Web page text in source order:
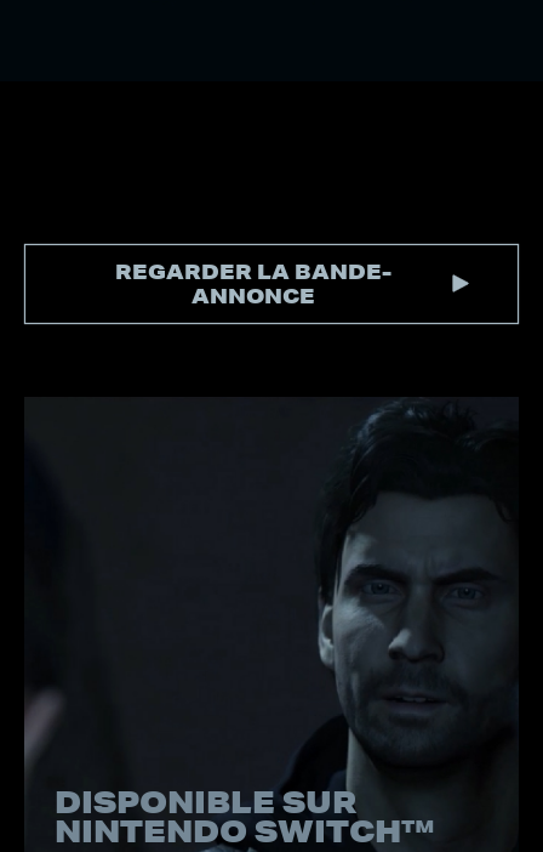
REGARDER LA BANDE-
ANNONCE
DISPONIBLE SUR
NINTENDO SWITCH™